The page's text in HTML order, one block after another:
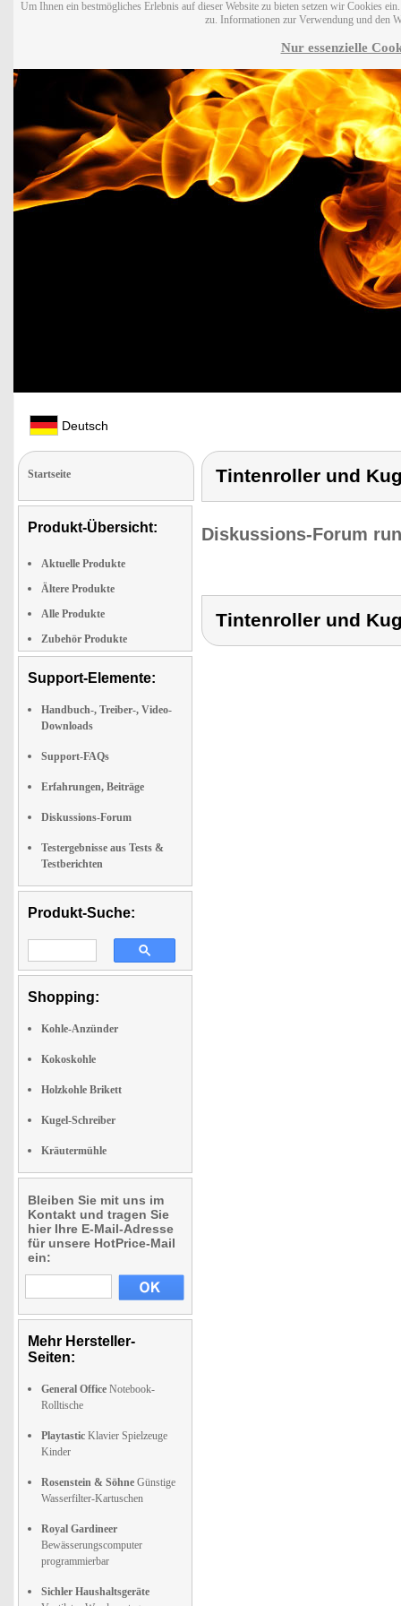
Um Ihnen ein bestmögliches Erlebnis auf dieser Website zu bieten setzen wir Cookies
zu. Informationen zur Verwendung und den
Nur essenzielle
Deutsch
Startseite
Produkt-Übersicht:
Aktuelle Produkte
Ältere Produkte
Alle Produkte
Zubehör Produkte
Support-Elemente:
Handbuch-, Treiber-, Video-
Downloads
Support-FAQs
Erfahrungen, Beiträge
Diskussions-Forum
Testergebnisse aus Tests &
Testberichten
Produkt-Suche:
Shopping:
Kohle-Anzünder
Kokoskohle
Holzkohle Brikett
Kugel-Schreiber
Kräutermühle
Bleiben Sie mit uns im
Kontakt und tragen Sie
hier Ihre E-Mail-Adresse
für unsere HotPrice-Mail
ein:
Mehr Hersteller-
Seiten:
General Office Notebook-
Rolltische
Playtastic Klavier Spielzeuge
Kinder
Rosenstein & Söhne Günstige
Wasserfilter-Kartuschen
Royal Gardineer
Bewässerungscomputer
programmierbar
Sichler Haushaltsgeräte
Tintenroller und
Diskussions-Forum
Tintenroller und